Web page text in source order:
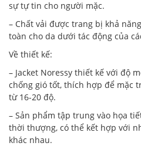
sự tự tin cho người mặc.
– Chất vải được trang bị khả
toàn cho da dưới tác động của
Về thiết kế:
– Jacket Noressy thiết kế với độ
chống gió tốt, thích hợp để mặc
từ 16-20 độ.
– Sản phẩm tập trung vào họa
thời thượng, có thể kết hợp với
khác nhau.